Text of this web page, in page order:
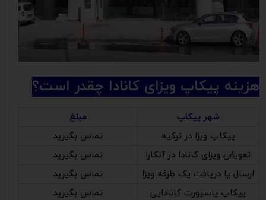
هزینه پیکاپ ویزای کانادا چقدر است؟
شهر پیکاپ
مبلغ
پیکاپ ویزا در ترکیه
تماس بگیرید
تعویض ویزای کانادا در آنکارا
تماس بگیرید
ارسال یا دریافت یک طرفه ویزا
تماس بگیرید
پیکاپ پاسپورت کانادایی
تماس بگیرید